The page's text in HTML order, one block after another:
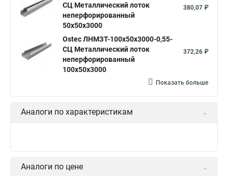
СЦ Металлический лоток
неперфорированный
50х50х3000
380,07 ₽
Ostec ЛНМЗТ-100х50х3000-0,55-
СЦ Металлический лоток
неперфорированный
100х50х3000
372,26 ₽
Показать больше
Аналоги по характеристикам
1 261,07 ₽